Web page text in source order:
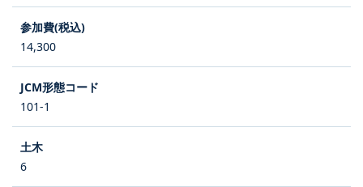
14,300
101-1
6